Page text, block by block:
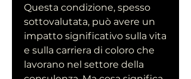
Questa condizione, spesso
sottovalutata, può avere un
impatto significativo sulla vita
e sulla carriera di coloro che
lavorano nel settore della